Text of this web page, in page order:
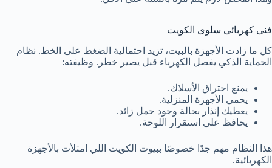
فنى كهربائى سلوى الكويت
كل ما زادت الأجهزة بالبيت، تزيد احتمالية الضغط على الخط. نظام
الحماية الذكي يفصل الكهرباء قبل يصير خطر. وظيفته:
يمنع احتراق الأسلاك.
يحمي الأجهزة المنزلية.
يعطيك إنذار بحالة وجود حمل زائد.
يحافظ على استقرار اللوحة.
هذا النظام مهم جدًا خصوصًا ببيوت الكويت اللي امتلأت بالأجهزة
الكهربائية.